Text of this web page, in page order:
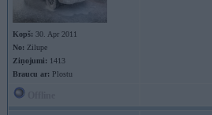
Kopš: 30. Apr 2011
No: Zilupe
Ziņojumi: 1413
Braucu ar: Plostu